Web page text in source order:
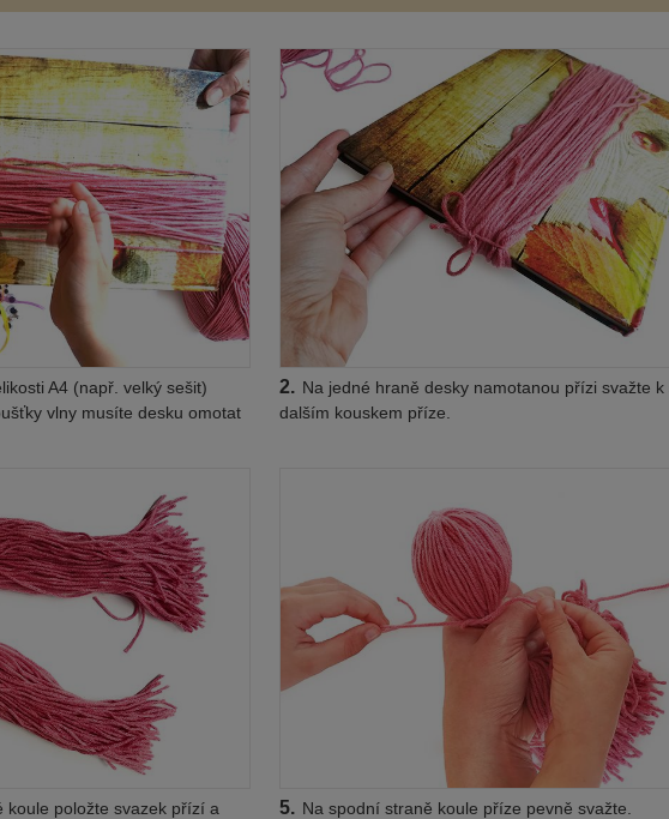
A4 (např. velký sešit)
vlny musíte desku omotat
2. Na jedné hraně desky namotanou přízi svažte k
dalším kouskem příze.
koule položte svazek přízí a
5. Na spodní straně koule příze pevně svažte.